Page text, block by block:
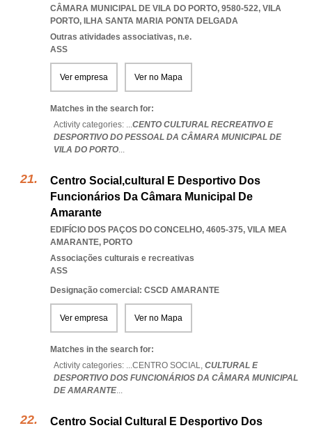
CÂMARA MUNICIPAL DE VILA DO PORTO, 9580-522, VILA
PORTO, ILHA SANTA MARIA PONTA DELGADA
Outras atividades associativas, n.e.
ASS
Ver empresa Ver no Mapa
Matches in the search for:
Activity categories: ...CENTO CULTURAL RECREATIVO E
DESPORTIVO DO PESSOAL DA CÂMARA MUNICIPAL DE
VILA DO PORTO...
Centro Social,cultural E Desportivo Dos
Funcionários Da Câmara Municipal De
Amarante
EDIFÍCIO DOS PAÇOS DO CONCELHO, 4605-375, VILA MEA
AMARANTE, PORTO
Associações culturais e recreativas
ASS
Designação comercial: CSCD AMARANTE
Ver empresa Ver no Mapa
Matches in the search for:
Activity categories: ...CENTRO SOCIAL, CULTURAL E
DESPORTIVO DOS FUNCIONÁRIOS DA CÂMARA MUNICIPAL
DE AMARANTE...
Centro Social Cultural E Desportivo Dos